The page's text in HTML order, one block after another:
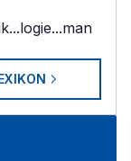
...logie...man